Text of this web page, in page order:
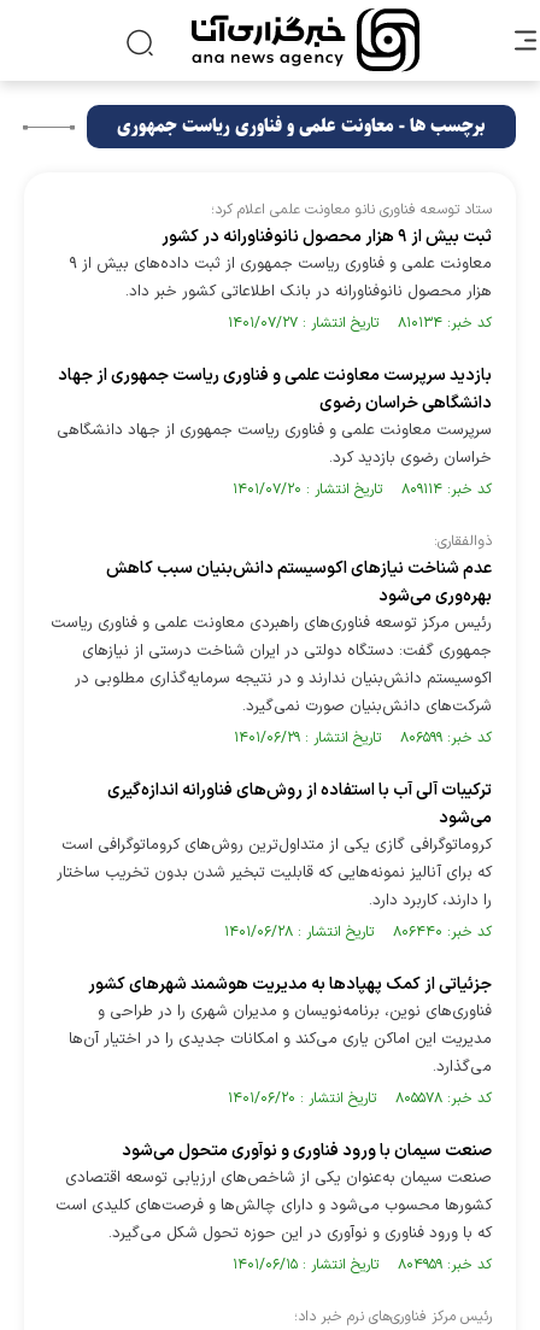
برچسب ها - معاونت علمی و فناوری ریاست جمهوری
ستاد توسعه فناوری نانو معاونت علمی اعلام کرد؛
ثبت بیش از ۹ هزار محصول نانوفناورانه در کشور
معاونت علمی و فناوری ریاست جمهوری از ثبت داده‌های بیش از ۹
هزار محصول نانوفناورانه در بانک اطلاعاتی کشور خبر داد.
کد خبر: ۸۱۰۱۳۴ تاریخ انتشار : ۱۴۰۱/۰۷/۲۷
بازدید سرپرست معاونت علمی و فناوری ریاست جمهوری از جهاد
دانشگاهی خراسان رضوی
سرپرست معاونت علمی و فناوری ریاست جمهوری از جهاد دانشگاهی
خراسان رضوی بازدید کرد.
کد خبر: ۸۰۹۱۱۴ تاریخ انتشار : ۱۴۰۱/۰۷/۲۰
ذوالفقاری:
عدم شناخت نیازهای اکوسیستم دانش‌بنیان سبب کاهش
بهره‌وری می‌شود
رئیس مرکز توسعه فناوری‌های راهبردی معاونت علمی و فناوری ریاست
جمهوری گفت: دستگاه دولتی در ایران شناخت درستی از نیاز‌های
اکوسیستم دانش‌بنیان ندارند و در نتیجه سرمایه‌گذاری مطلوبی در
شرکت‌های دانش‌بنیان صورت نمی‌گیرد.
کد خبر: ۸۰۶۵۹۹ تاریخ انتشار : ۱۴۰۱/۰۶/۲۹
ترکیبات آلی آب با استفاده از روش‌های فناورانه اندازه‌گیری
می‌شود
کروماتوگرافی گازی یکی از متداول‌ترین روش‌های کروماتوگرافی است
که برای آنالیز نمونه‌هایی که قابلیت تبخیر شدن بدون تخریب ساختار
را دارند، کاربرد دارد.
کد خبر: ۸۰۶۴۴۰ تاریخ انتشار : ۱۴۰۱/۰۶/۲۸
جزئیاتی از کمک پهپاد‌ها به مدیریت هوشمند شهر‌های کشور
فناوری‌های نوین، برنامه‌نویسان و مدیران شهری را در طراحی و
مدیریت این اماکن یاری می‌کند و امکانات جدیدی را در اختیار آن‌ها
می‌گذارد.
کد خبر: ۸۰۵۵۷۸ تاریخ انتشار : ۱۴۰۱/۰۶/۲۰
صنعت سیمان با ورود فناوری و نوآوری متحول می‌شود
صنعت سیمان به‌عنوان یکی از شاخص‌های ارزیابی توسعه اقتصادی
کشور‌ها محسوب می‌شود و دارای چالش‌ها و فرصت‌های کلیدی است
که با ورود فناوری و نوآوری در این حوزه تحول شکل می‌گیرد.
کد خبر: ۸۰۴۹۵۹ تاریخ انتشار : ۱۴۰۱/۰۶/۱۵
رئیس مرکز فناوری‌های نرم خبر داد؛